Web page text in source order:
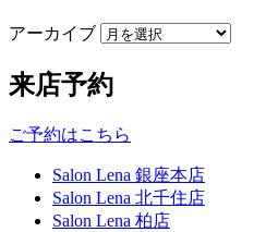
アーカイブ
来店予約
ご予約はこちら
Salon Lena 銀座本店
Salon Lena 北千住店
Salon Lena 柏店